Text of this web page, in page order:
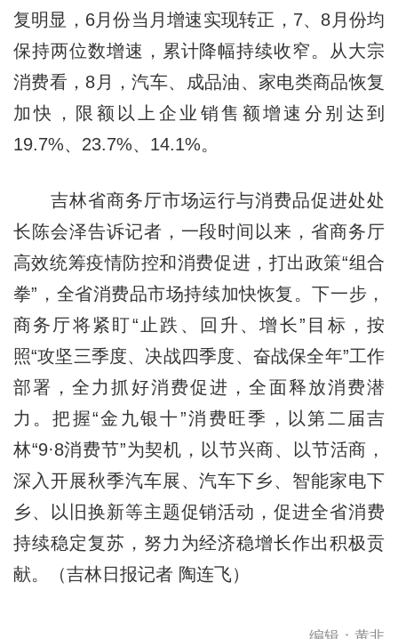
复明显，6月份当月增速实现转正，7、8月份均
保持两位数增速，累计降幅持续收窄。从大宗
消费看，8月，汽车、成品油、家电类商品恢复
加快，限额以上企业销售额增速分别达到
19.7%、23.7%、14.1%。
吉林省商务厅市场运行与消费品促进处处
长陈会泽告诉记者，一段时间以来，省商务厅
高效统筹疫情防控和消费促进，打出政策“组合
拳”，全省消费品市场持续加快恢复。下一步，
商务厅将紧盯“止跌、回升、增长”目标，按
照“攻坚三季度、决战四季度、奋战保全年”工作
部署，全力抓好消费促进，全面释放消费潜
力。把握“金九银十”消费旺季，以第二届吉
林“9·8消费节”为契机，以节兴商、以节活商，
深入开展秋季汽车展、汽车下乡、智能家电下
乡、以旧换新等主题促销活动，促进全省消费
持续稳定复苏，努力为经济稳增长作出积极贡
献。（吉林日报记者 陶连飞）